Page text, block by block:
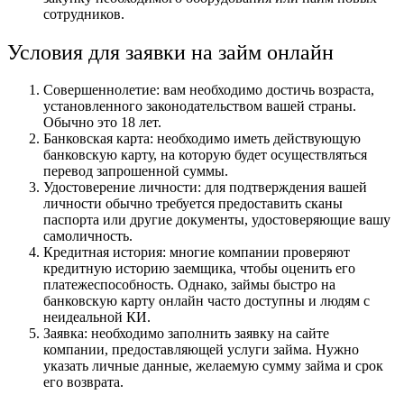
сотрудников.
Условия для заявки на займ онлайн
Совершеннолетие: вам необходимо достичь возраста,
установленного законодательством вашей страны.
Обычно это 18 лет.
Банковская карта: необходимо иметь действующую
банковскую карту, на которую будет осуществляться
перевод запрошенной суммы.
Удостоверение личности: для подтверждения вашей
личности обычно требуется предоставить сканы
паспорта или другие документы, удостоверяющие вашу
самоличность.
Кредитная история: многие компании проверяют
кредитную историю заемщика, чтобы оценить его
платежеспособность. Однако, займы быстро на
банковскую карту онлайн часто доступны и людям с
неидеальной КИ.
Заявка: необходимо заполнить заявку на сайте
компании, предоставляющей услуги займа. Нужно
указать личные данные, желаемую сумму займа и срок
его возврата.